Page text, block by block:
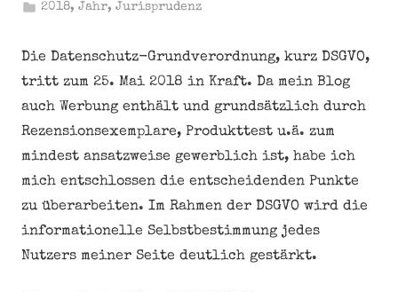
2018,Jahr,Jurisprudenz
Die Datenschutz-Grundverordnung, kurz DSGVO,
tritt zum 25. Mai 2018 in Kraft. Da mein Blog
auch Werbung enthält und grundsätzlich durch
Rezensionsexemplare, Produkttest u.ä. zum
mindest ansatzweise gewerblich ist, habe ich
mich entschlossen die entscheidenden Punkte
zu überarbeiten. Im Rahmen der DSGVO wird die
informationelle Selbstbestimmung jedes
Nutzers meiner Seite deutlich gestärkt.